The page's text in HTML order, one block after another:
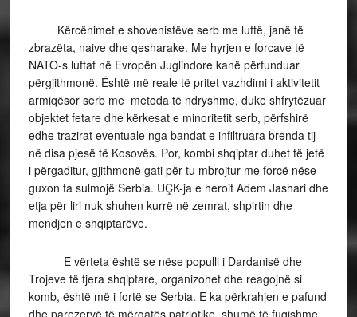
Kërcënimet e shovenistëve serb me luftë, janë të
zbrazëta, naive dhe qesharake. Me hyrjen e forcave të
NATO-s luftat në Evropën Juglindore kanë përfunduar
përgjithmonë. Është më reale të pritet vazhdimi i aktivitetit
armiqësor serb me metoda të ndryshme, duke shfrytëzuar
objektet fetare dhe kërkesat e minoritetit serb, përfshirë
edhe trazirat eventuale nga bandat e infiltruara brenda tij
në disa pjesë të Kosovës. Por, kombi shqiptar duhet të jetë
i përgaditur, gjithmonë gati për tu mbrojtur me forcë nëse
guxon ta sulmojë Serbia. UÇK-ja e heroit Adem Jashari dhe
etja për liri nuk shuhen kurrë në zemrat, shpirtin dhe
mendjen e shqiptarëve.
E vërteta është se nëse populli i Dardanisë dhe
Trojeve të tjera shqiptare, organizohet dhe reagojnë si
komb, është më i fortë se Serbia. E ka përkrahjen e pafund
dhe parezervë të mërgatës patriotike, shumë të fuqishme.